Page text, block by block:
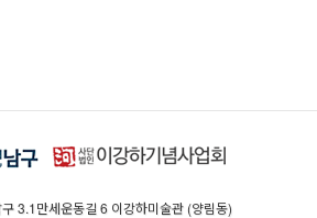
3.1만세운동길 6 이강하미술관 (양림동)